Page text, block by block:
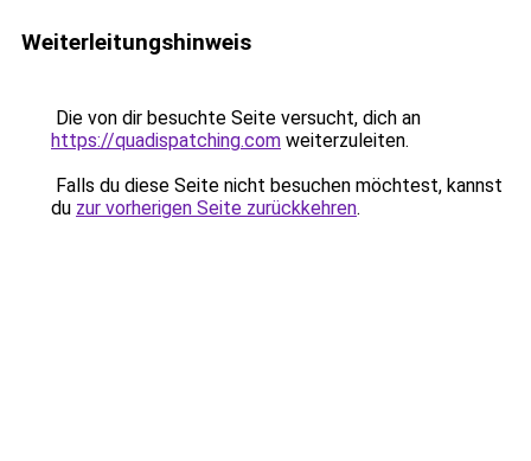
Weiterleitungshinweis
Die von dir besuchte Seite versucht, dich an
https://quadispatching.com weiterzuleiten.
Falls du diese Seite nicht besuchen möchtest, kannst
du zur vorherigen Seite zurückkehren.